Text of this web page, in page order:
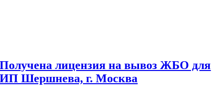
Получена лицензия на вывоз ЖБО для
ИП Шершнева, г. Москва